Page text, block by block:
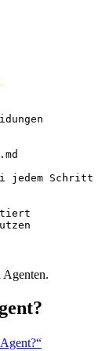
jedem Schritt